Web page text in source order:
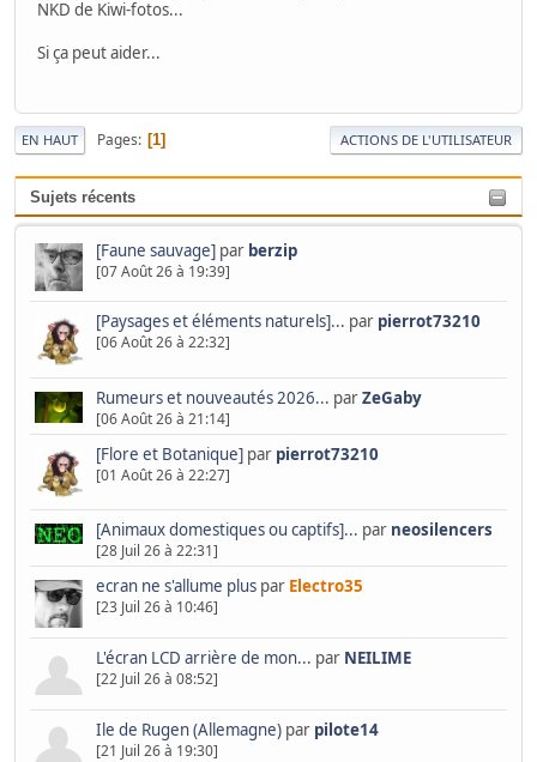
NKD de Kiwi-fotos...
Si ça peut aider...
EN HAUT Pages 1 ACTIONS DE L'UTILISATEUR
Sujets récents
[Faune sauvage] par berzip
[07 Août 26 à 19:39]
[Paysages et éléments naturels]... par pierrot73210
[06 Août 26 à 22:32]
Rumeurs et nouveautés 2026... parZeGaby
[06 Août 26 à 21:14]
[Flore et Botanique]par pierrot73210
[01 Août 26 à 22:27]
[Animaux domestiques ou captifs]... par neosilencers
[28 Juil 26 à 22:31]
ecran ne s'allume pluspar Electro35
[23 Juil 26 à 10:46]
L'écran LCD arrière de mon... par NEILIME
[22 Juil 26 à 08:52]
Ile de Rugen (Allemagne)par pilote14
[21 Juil 26 à 19:30]